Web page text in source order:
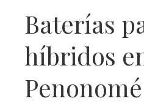
Baterías
híbridos